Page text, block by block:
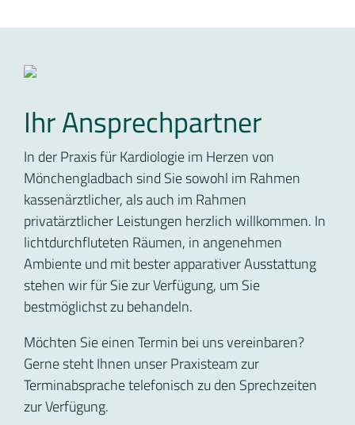
Ihr Ansprechpartner
In der Praxis für Kardiologie im Herzen von
Mönchengladbach sind Sie sowohl im Rahmen
kassenärztlicher, als auch im Rahmen
privatärztlicher Leistungen herzlich willkommen. In
lichtdurchfluteten Räumen, in angenehmen
Ambiente und mit bester apparativer Ausstattung
stehen wir für Sie zur Verfügung, um Sie
bestmöglichst zu behandeln.
Möchten Sie einen Termin bei uns vereinbaren?
Gerne steht Ihnen unser Praxisteam zur
Terminabsprache telefonisch zu den Sprechzeiten
zur Verfügung.